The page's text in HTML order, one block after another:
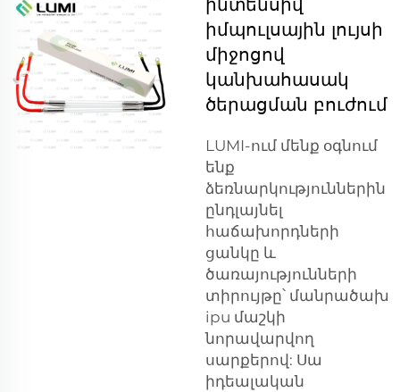
իմպուլսային լույսի
միջոցով
կանխահասակ
ծերացման բուժում
LUMI-ում մենք օգնում
ենք
ձեռնարկություններին
ընդլայնել
հաճախորդների
ցանկը և
ծառայությունների
տիրույթը՝ մանրածախ
ipu մաշկի
նորավարվող
սարքերով: Սա
իդեալական